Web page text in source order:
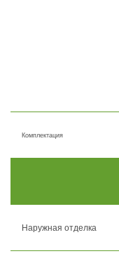
Комплектация
Наружная отделка